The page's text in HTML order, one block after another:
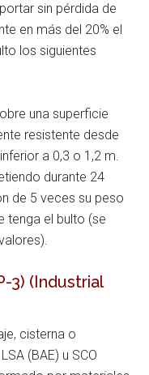
sin pérdida de
en más del 20% el
los siguientes
una superficie
resistente desde
a 0,3 o 1,2 m.
durante 24
de 5 veces su peso
tenga el bulto (se
3) (Industrial
cisterna o
(BAE) u SCO